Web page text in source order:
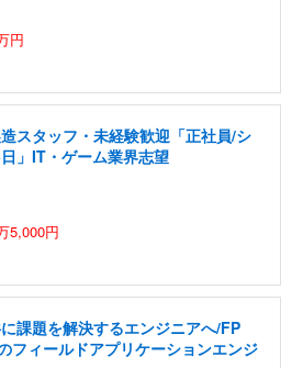
降 360度回転 キャスター付き コンパク
24.5インチ 1ms FHD 量子ドット 残
入【Amazon.co.jp限定】
円
スタッフ・未経験歓迎「正社員/シ
」IT・ゲーム業界志望
5,000円
課題を解決するエンジニアへ/FP
フィールドアプリケーションエンジ